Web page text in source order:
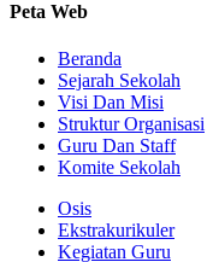
Peta Web
Beranda
Sejarah Sekolah
Visi Dan Misi
Struktur Organisasi
Guru Dan Staff
Komite Sekolah
Osis
Ekstrakurikuler
Kegiatan Guru